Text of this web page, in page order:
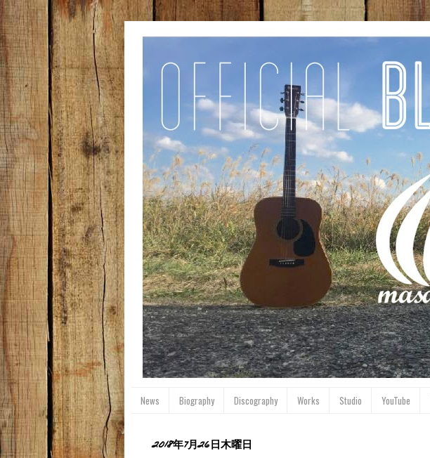
News Biography Discography Works Studio YouTube
2018年7月26日木曜日